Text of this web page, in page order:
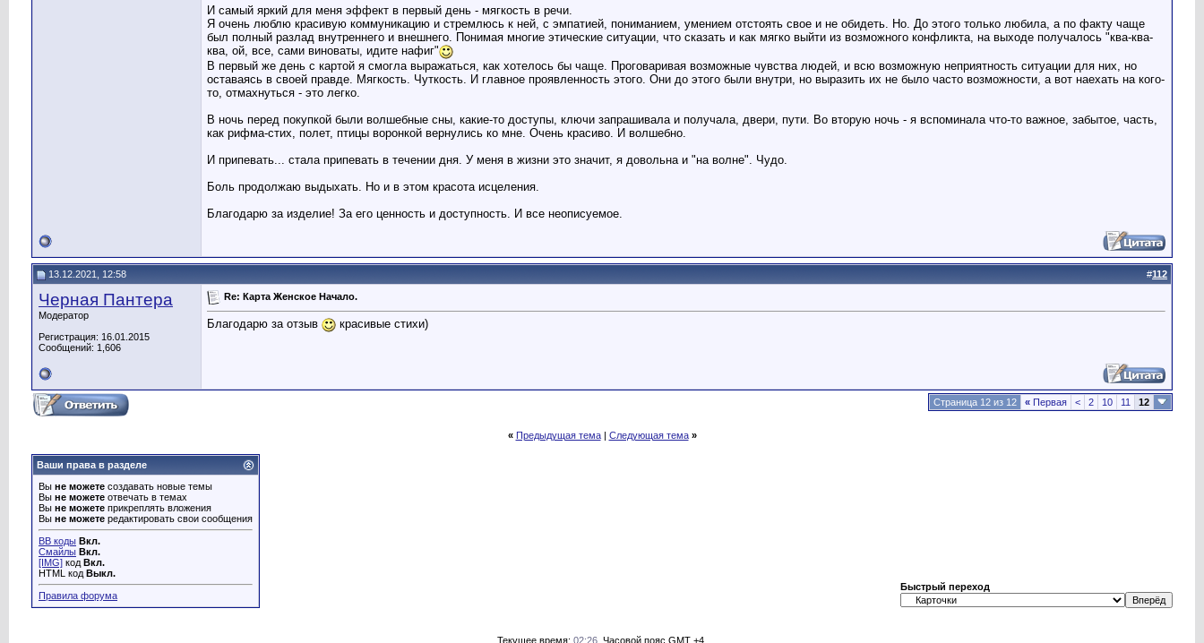
И самый яркий для меня эффект в первый день - мягкость в речи.
Я очень люблю красивую коммуникацию и стремлюсь к ней, с эмпатией, пониманием, умением отстоять свое и не обидеть. Но. До этого только любила, а по факту чаще
был полный разлад внутреннего и внешнего. Понимая многие этические ситуации, что сказать и как мягко выйти из возможного конфликта, на выходе получалось "ква-ква-
ква, ой, все, сами виноваты, идите нафиг"
В первый же день с картой я смогла выражаться, как хотелось бы чаще. Проговаривая возможные чувства людей, и всю возможную неприятность ситуации для них, но
оставаясь в своей правде. Мягкость. Чуткость. И главное проявленность этого. Они до этого были внутри, но выразить их не было часто возможности, а вот наехать на кого-
то, отмахнуться - это легко.
В ночь перед покупкой были волшебные сны, какие-то доступы, ключи запрашивала и получала, двери, пути. Во вторую ночь - я вспоминала что-то важное, забытое, часть,
как рифма-стих, полет, птицы воронкой вернулись ко мне. Очень красиво. И волшебно.
И припевать... стала припевать в течении дня. У меня в жизни это значит, я довольна и "на волне". Чудо.
Боль продолжаю выдыхать. Но и в этом красота исцеления.
Благодарю за изделие! За его ценность и доступность. И все неописуемое.
13.12.2021, 12:58 #112
Черная Пантера
Модератор
Регистрация: 16.01.2015
Сообщений: 1,606
Re: Карта Женское Начало.
Благодарю за отзыв красивые стихи)
Страница 12 из 12 « Первая < 2 10 11 12
« Предыдущая тема| Следующая тема »
Ваши права в разделе
Вы не можете создавать новые темы
Вы не можете отвечать в темах
Вы не можете прикреплять вложения
Вы не можете редактировать свои сообщения
BB коды Вкл.
Смайлы Вкл.
[IMG] код Вкл.
HTML код Выкл.
Правила форума
Быстрый переход
Текущее время: 02:26 . Часовой пояс GMT +4.